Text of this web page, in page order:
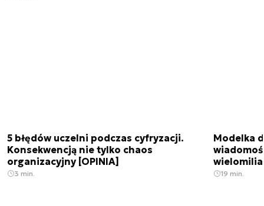
5 błędów uczelni podczas cyfryzacji.
Konsekwencją nie tylko chaos
organizacyjny [OPINIA]
3 min.
Modelka
19 min.